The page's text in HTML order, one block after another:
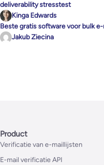
deliverability stresstest
Kinga Edwards
Beste gratis software voor bulk
Jakub Ziecina
Product
Verificatie van e-maillijsten
E-mail verificatie API